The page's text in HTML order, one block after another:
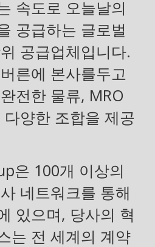
속도로 오늘날의
공급하는 글로벌
공급업체입니다.
른에 본사를두고
전한 물류, MRO
양한 조합을 제공
은 100개 이상의
네트워크를 통해
있으며, 당사의 혁
는 전 세계의 계약